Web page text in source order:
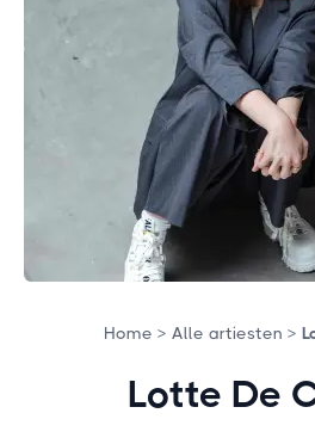
Home > Alle artiesten >
Lotte De